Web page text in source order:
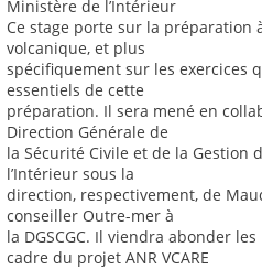
Ministère de l’Intérieur
Ce stage porte sur la préparation
volcanique, et plus
spécifiquement sur les exercices
essentiels de cette
préparation. Il sera mené en
Direction Générale de
la Sécurité Civile et de la Gestion
l’Intérieur sous la
direction, respectivement, de
conseiller Outre-mer à
la DGSCGC. Il viendra abonder
cadre du projet ANR VCARE